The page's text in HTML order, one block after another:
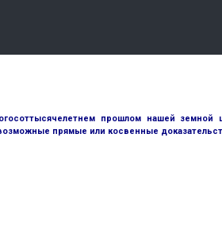
прошлом нашей земной
прямые или косвенные